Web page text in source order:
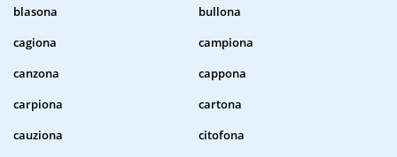
blasona
bullona
cagiona
campiona
canzona
cappona
carpiona
cartona
cauziona
citofona